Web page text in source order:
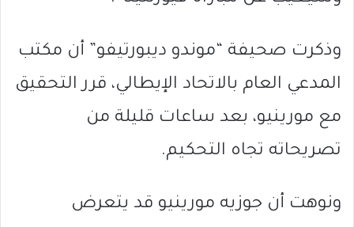
وذكرت صحيفة “موندو ديبورتيفو” أن مكتب
المدعي العام بالاتحاد الإيطالي، قرر التحقيق
مع مورينيو، بعد ساعات قليلة من
تصريحاته تجاه التحكيم.
ونوهت أن جوزيه مورينيو قد يتعرض